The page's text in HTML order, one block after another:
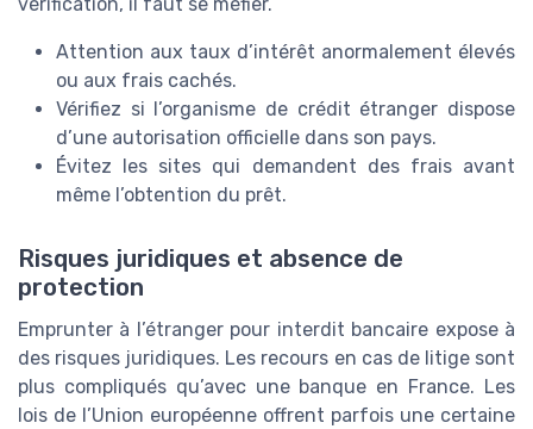
Attention aux taux d’intérêt anormalement élevés
ou aux frais cachés.
Vérifiez si l’organisme de crédit étranger dispose
d’une autorisation officielle dans son pays.
Évitez les sites qui demandent des frais avant
même l’obtention du prêt.
Risques juridiques et absence de
protection
Emprunter à l’étranger pour interdit bancaire expose à
des risques juridiques. Les recours en cas de litige sont
plus compliqués qu’avec une banque en France. Les
lois de l’Union européenne offrent parfois une certaine